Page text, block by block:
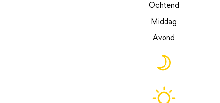
Ochtend
Middag
Avond